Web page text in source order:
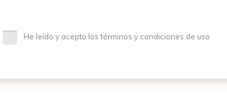
He leído y acepto los términos y condiciones de uso